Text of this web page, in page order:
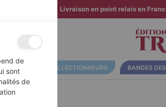
Livraison en point relais en
BD COLLECTIONNEURS BANDES
de
sont
de